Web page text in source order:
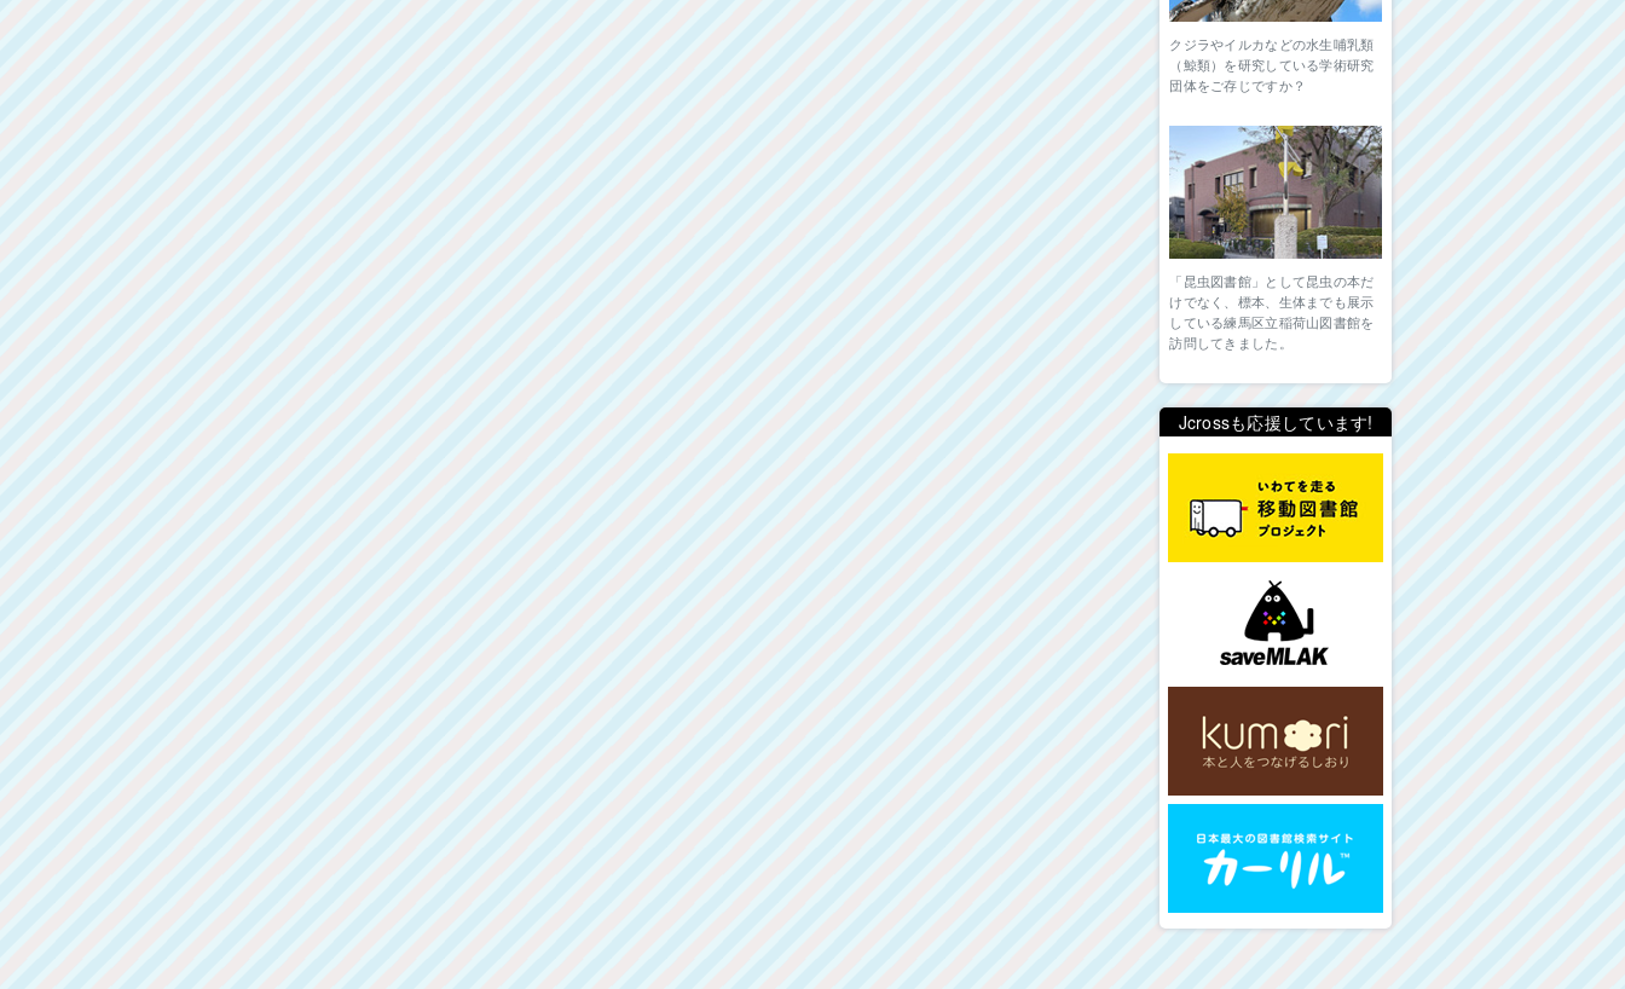
クジラやイルカなどの水生哺乳類
（鯨類）を研究している学術研究
団体をご存じですか？
「昆虫図書館」として昆虫の本だ
けでなく、標本、生体までも展示
している練馬区立稲荷山図書館を
訪問してきました。
Jcrossも応援しています!